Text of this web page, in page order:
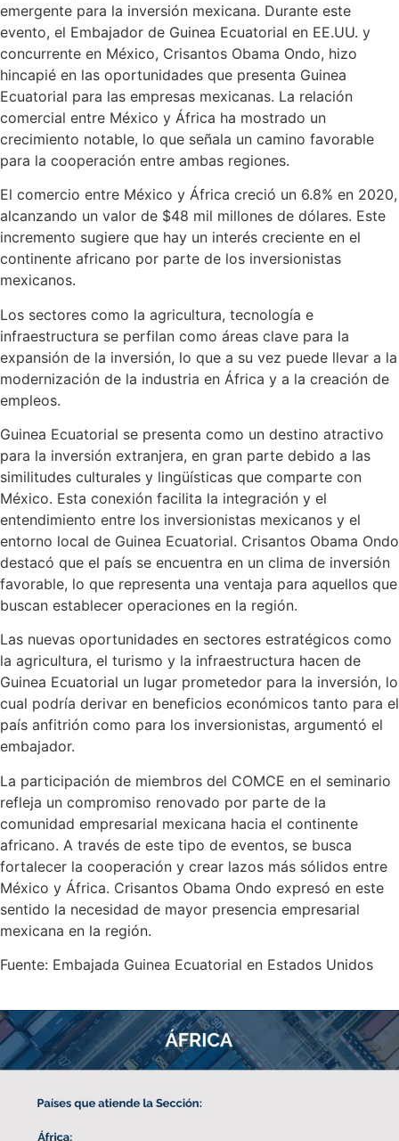
emergente para la inversión mexicana. Durante este
evento, el Embajador de Guinea Ecuatorial en EE.UU. y
concurrente en México, Crisantos Obama Ondo, hizo
hincapié en las oportunidades que presenta Guinea
Ecuatorial para las empresas mexicanas. La relación
comercial entre México y África ha mostrado un
crecimiento notable, lo que señala un camino favorable
para la cooperación entre ambas regiones.
El comercio entre México y África creció un 6.8% en 2020,
alcanzando un valor de $48 mil millones de dólares. Este
incremento sugiere que hay un interés creciente en el
continente africano por parte de los inversionistas
mexicanos.
Los sectores como la agricultura, tecnología e
infraestructura se perfilan como áreas clave para la
expansión de la inversión, lo que a su vez puede llevar a la
modernización de la industria en África y a la creación de
empleos.
Guinea Ecuatorial se presenta como un destino atractivo
para la inversión extranjera, en gran parte debido a las
similitudes culturales y lingüísticas que comparte con
México. Esta conexión facilita la integración y el
entendimiento entre los inversionistas mexicanos y el
entorno local de Guinea Ecuatorial. Crisantos Obama Ondo
destacó que el país se encuentra en un clima de inversión
favorable, lo que representa una ventaja para aquellos que
buscan establecer operaciones en la región.
Las nuevas oportunidades en sectores estratégicos como
la agricultura, el turismo y la infraestructura hacen de
Guinea Ecuatorial un lugar prometedor para la inversión, lo
cual podría derivar en beneficios económicos tanto para el
país anfitrión como para los inversionistas, argumentó el
embajador.
La participación de miembros del COMCE en el seminario
refleja un compromiso renovado por parte de la
comunidad empresarial mexicana hacia el continente
africano. A través de este tipo de eventos, se busca
fortalecer la cooperación y crear lazos más sólidos entre
México y África. Crisantos Obama Ondo expresó en este
sentido la necesidad de mayor presencia empresarial
mexicana en la región.
Fuente: Embajada Guinea Ecuatorial en Estados Unidos